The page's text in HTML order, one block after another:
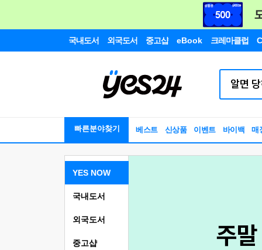
국내도서 외국도서 중고샵 eBook 크레마클럽
빠른분야찾기 베스트 신상품 이벤트 바이백 매
YES NOW
국내도서
외국도서
중고샵